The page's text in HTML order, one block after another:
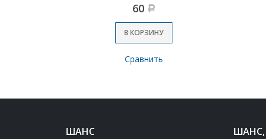
60 Р
В КОРЗИНУ
Сравнить
ШАНС